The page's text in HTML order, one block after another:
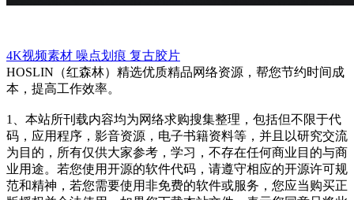
4K视频素材 噪点划痕 复古胶片
HOSLIN（红森林）精选优质精品网络资源，帮您节约时间成
本，提高工作效率。
1、本站所刊载内容均为网络求购搜集整理，包括但不限于代
码，应用程序，影音资源，电子书籍资料等，并且以研究交流
为目的，所有仅供大家参考，学习，不存在任何商业目的与商
业用途。若您使用开源的软件代码，请遵守相应的开源许可规
范和精神，若您需要使用非免费的软件或服务，您应当购买正